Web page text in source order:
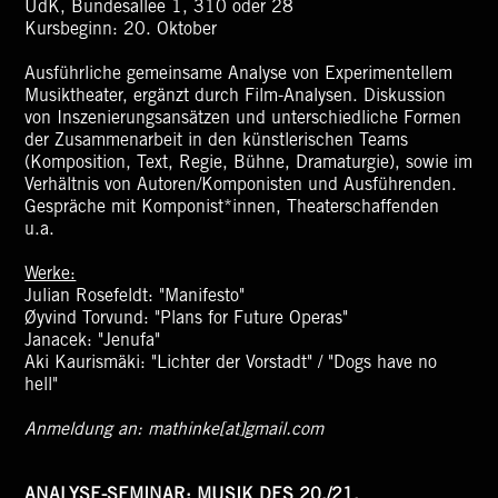
UdK, Bundesallee 1, 310 oder 28
Kursbeginn: 20. Oktober
Ausführliche gemeinsame Analyse von Experimentellem
Musiktheater, ergänzt durch Film-Analysen. Diskussion
von Inszenierungsansätzen und unterschiedliche Formen
der Zusammenarbeit in den künstlerischen Teams
(Komposition, Text, Regie, Bühne, Dramaturgie), sowie im
Verhältnis von Autoren/Komponisten und Ausführenden.
Gespräche mit Komponist*innen, Theaterschaffenden
u.a.
Werke:
Julian Rosefeldt: "Manifesto"
Øyvind Torvund: "Plans for Future Operas"
Janacek: "Jenufa"
Aki Kaurismäki: "Lichter der Vorstadt" / "Dogs have no
hell"
Anmeldung an: mathinke[at]gmail.com